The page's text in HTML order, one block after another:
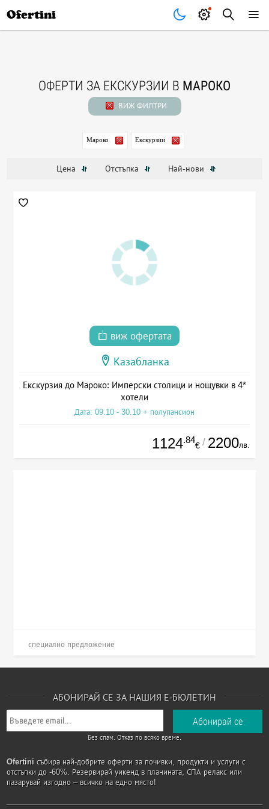
Ofertini
ОФЕРТИ ЗА ЕКСКУРЗИИ В МАРОКО
ВИЖ ФИЛТРИ
Мароко Екскурзии
Цена Отстъпка Най-нови
виж офертата
Казабланка
Екскурзия до Мароко: Имперски столици и нощувки в 4*
хотели
Дата: 09.10 - 30.10 + полупансион
1124.84
€ / 2200лв.
специално предложение
АБОНИРАЙ СЕ ЗА НАШИЯ Е-БЮЛЕТИН
Без спам. Отказ по всяко време.
Ofertini събира най-добрите оферти за почивки, продукти и услуги с
отстъпки до -60%. Резервирай уикенд в планината, СПА релакс или
пазарувай изгодно – всичко на едно място!